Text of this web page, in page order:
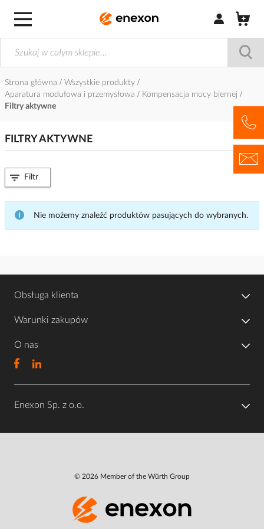
Zaloguj się /
Strona główna
Wszystkie produkty
Aparatura modułowa i przemysłowa
Kompensacja mocy biernej
Filtry aktywne
FILTRY AKTYWNE
Nie możemy znaleźć produktów pasujących do wybranych.
Filtr
Obsługa klienta
Warunki zakupów
O nas
Enexon Sp. z o.o.
© 2026 Member of the Würth Group